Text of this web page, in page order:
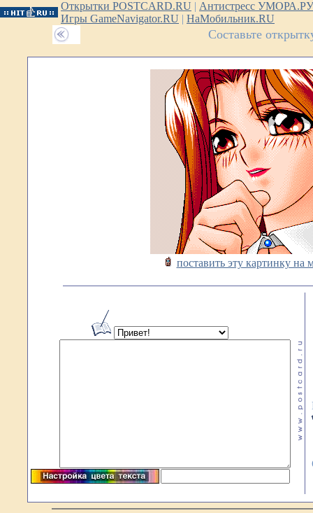
Открытки POSTCARD.RU | Антистресс УМОРА.РУ
Игры GameNavigator.RU | НаМобильник.RU
Составьте
поставить эту картинку на